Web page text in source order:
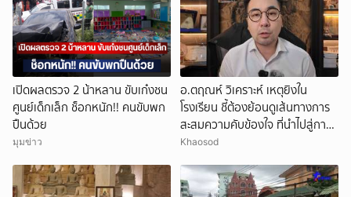
เปิดผลตรวจ 2 น้าหลาน ขับเก๋งชน
ศูนย์เด็กเล็ก ช็อกหนัก!! คนขับพก
ปืนด้วย
มุมข่าว
อ.ตฤณห์ วิเคราะห์ เหตุยิงใน
โรงเรียน ชี้ต้องย้อนดูเส้นทางการ
สะสมความคับข้องใจ ที่นำไปสู่การ
ก่อเหตุ
Khaosod